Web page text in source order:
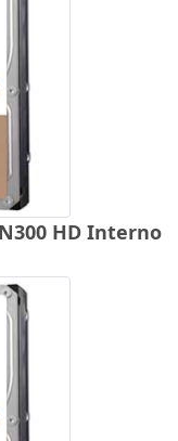
N300 HD Interno